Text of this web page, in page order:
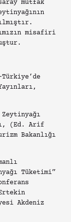
mutfak
misafiri
Zeytinyağı
(Ed. Arif
Bakanlığı
Tüketimi”
Akdeniz